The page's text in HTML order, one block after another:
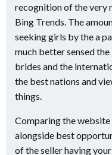
recognition of the very
Bing Trends. The
seeking girls by the a
much better sensed
brides and the
the best nations and
things.
Comparing the
alongside best
of the seller having